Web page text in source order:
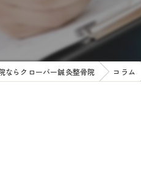
ならクローバー鍼灸整骨院 コラム